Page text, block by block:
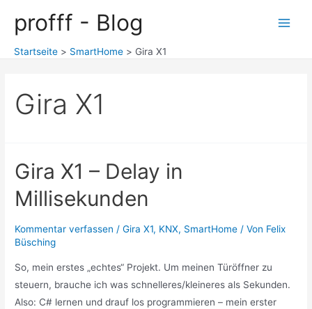
Inhaltprofff - Blog
Startseite SmartHome Gira X1
Gira X1
Gira X1 – Delay in
Millisekunden
Kommentar verfassen /Gira X1, KNX, SmartHome / Von Felix
Büsching
So, mein erstes „echtes“ Projekt. Um meinen Türöffner zu
steuern, brauche ich was schnelleres/kleineres als Sekunden.
Also: C# lernen und drauf los programmieren – mein erster